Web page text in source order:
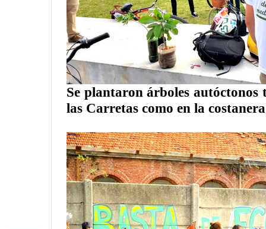
Se plantaron árboles autóctonos
las Carretas como en la